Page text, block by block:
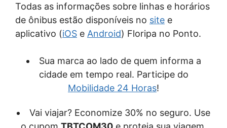
Todas as informações sobre linhas e horários
de ônibus estão disponíveis no site e
aplicativo (iOS e Android) Floripa no Ponto.
Sua marca ao lado de quem informa a
cidade em tempo real. Participe do
Mobilidade 24 Horas!
Vai viajar? Economize 30% no seguro. Use